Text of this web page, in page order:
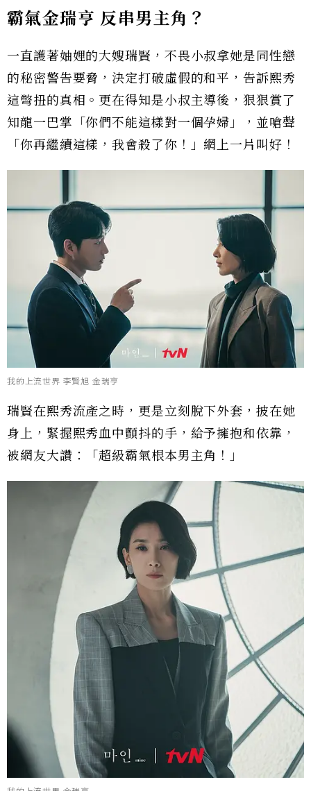
霸氣金瑞亨 反串男主角？
一直護著妯娌的大嫂瑞賢，不畏小叔拿她是同性戀
的秘密警告要脅，決定打破虛假的和平，告訴熙秀
這彆扭的真相。更在得知是小叔主導後，狠狠賞了
知龍一巴掌「你們不能這樣對一個孕婦」，並嗆聲
「你再繼續這樣，我會殺了你！」網上一片叫好！
我的上流世界 李賢旭 金瑞亨
瑞賢在熙秀流產之時，更是立刻脫下外套，披在她
身上，緊握熙秀血中顫抖的手，給予擁抱和依靠，
被網友大讚：「超級霸氣根本男主角！」